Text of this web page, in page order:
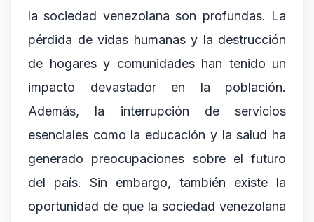
la sociedad venezolana son profundas. La
pérdida de vidas humanas y la destrucción
de hogares y comunidades han tenido un
impacto devastador en la población.
Además, la interrupción de servicios
esenciales como la educación y la salud ha
generado preocupaciones sobre el futuro
del país. Sin embargo, también existe la
oportunidad de que la sociedad venezolana